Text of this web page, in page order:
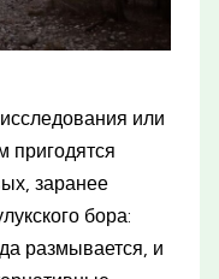
или
пригодятся
заранее
бора:
размывается, и